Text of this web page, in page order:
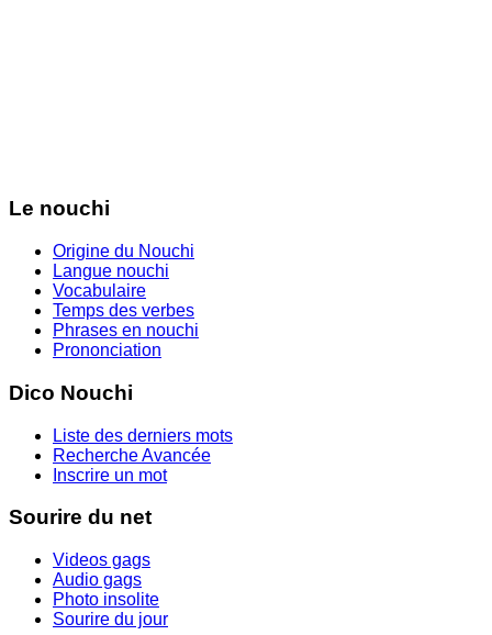
Le nouchi
Origine du Nouchi
Langue nouchi
Vocabulaire
Temps des verbes
Phrases en nouchi
Prononciation
Dico Nouchi
Liste des derniers mots
Recherche Avancée
Inscrire un mot
Sourire du net
Videos gags
Audio gags
Photo insolite
Sourire du jour